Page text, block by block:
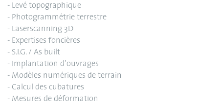
- Levé topographique
- Photogrammétrie terrestre
- Laserscanning 3D
- Expertises foncières
- S.I.G. / As built
- Implantation d’ouvrages
- Modèles numériques de terrain
- Calcul des cubatures
- Mesures de déformation